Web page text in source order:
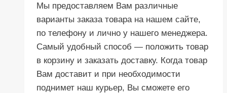
Мы предоставляем Вам различные
варианты заказа товара на нашем сайте,
по телефону и лично у нашего менеджера.
Самый удобный способ — положить товар
в корзину и заказать доставку. Когда товар
Вам доставит и при необходимости
поднимет наш курьер, Вы сможете его